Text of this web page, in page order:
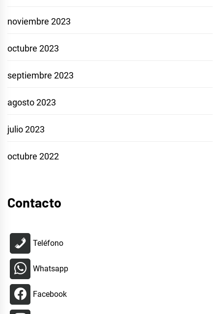
noviembre 2023
octubre 2023
septiembre 2023
agosto 2023
julio 2023
octubre 2022
Contacto
Teléfono
Whatsapp
Facebook